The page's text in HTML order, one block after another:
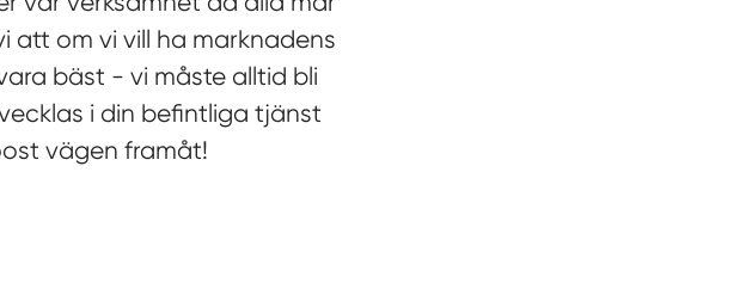
att om vi vill ha marknadens
bäst - vi måste alltid bli
i din befintliga tjänst
vägen framåt!